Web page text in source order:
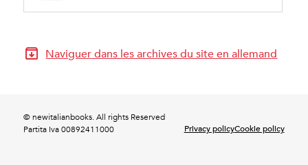
Naviguer dans les archives du site en allemand
© newitalianbooks. All rights Reserved
Partita Iva 00892411000
Privacy policyCookie policy